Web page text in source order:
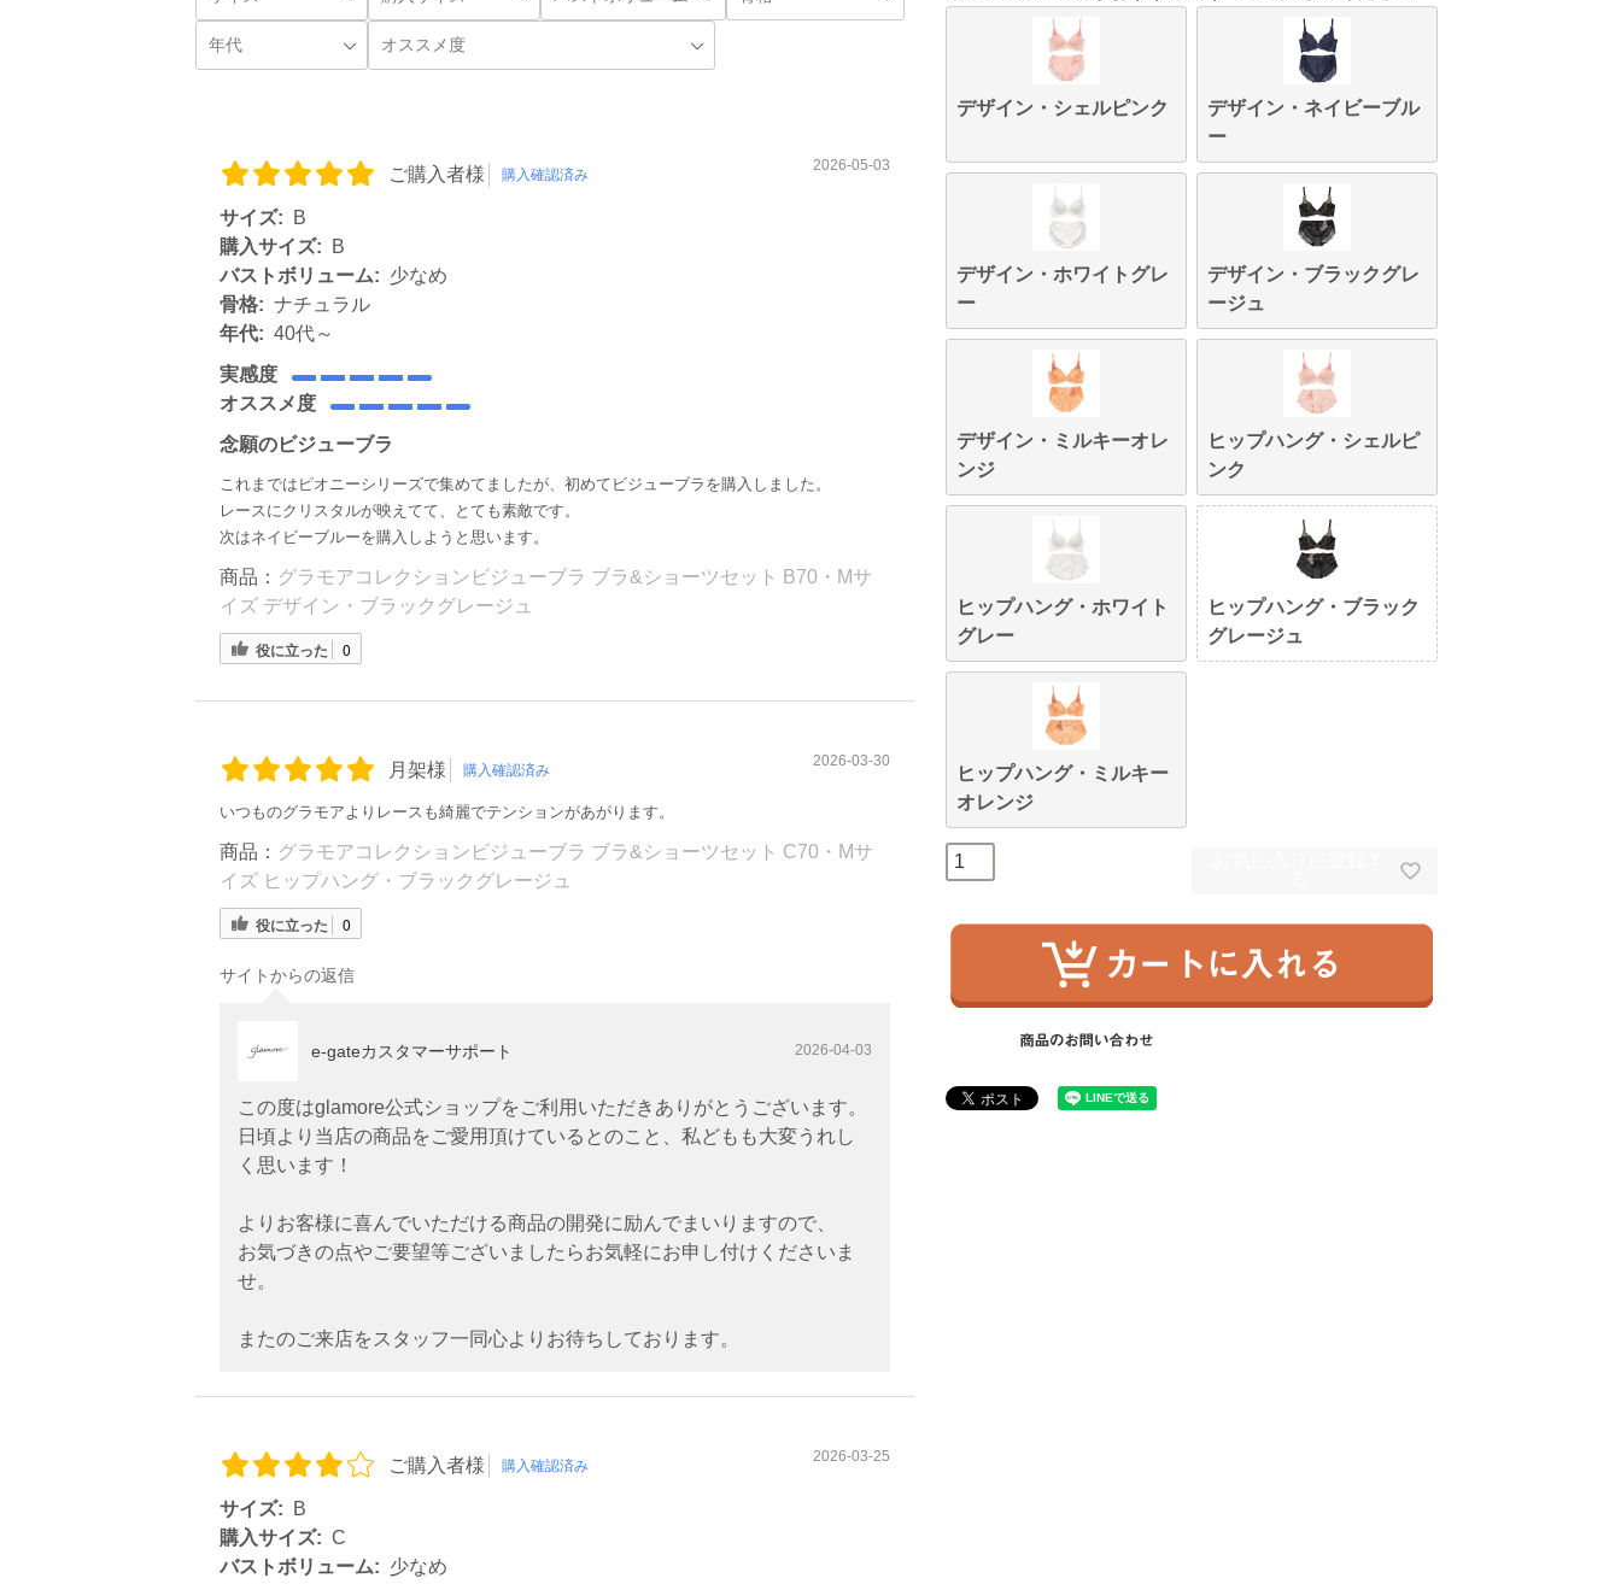
ご購入者様 購入確認済み
2026-05-03
サイズ:
B
購入サイズ:
B
バストボリューム: 少なめ
骨格: ナチュラル
年代: 40代～
実感度
オススメ度
念願のビジューブラ
これまではピオニーシリーズで集めてましたが、初めてビジューブラを購入しました。
レースにクリスタルが映えてて、とても素敵です。
次はネイビーブルーを購入しようと思います。
商品： グラモアコレクションビジューブラ ブラ&ショーツセット B70・Mサ
イズ デザイン・ブラックグレージュ
役に立った 0
月架様 購入確認済み
2026-03-30
いつものグラモアよりレースも綺麗でテンションがあがります。
商品： グラモアコレクションビジューブラ ブラ&ショーツセット C70・Mサ
イズ ヒップハング・ブラックグレージュ
役に立った 0
サイトからの返信
e-gateカスタマーサポート 2026-04-03
この度はglamore公式ショップをご利用いただきありがとうございます。
日頃より当店の商品をご愛用頂けているとのこと、私どもも大変うれし
く思います！
よりお客様に喜んでいただける商品の開発に励んでまいりますので、
お気づきの点やご要望等ございましたらお気軽にお申し付けくださいま
せ。
またのご来店をスタッフ一同心よりお待ちしております。
ご購入者様 購入確認済み
2026-03-25
サイズ:
B
購入サイズ: C
バストボリューム: 少なめ
デザイン・シェルピンク
デザイン・ネイビーブル
ー
デザイン・ホワイトグレ
ー
デザイン・ブラックグレ
ージュ
デザイン・ミルキーオレ
ンジ
ヒップハング・シェルピ
ンク
ヒップハング・ホワイト
グレー
ヒップハング・ブラック
グレージュ
ヒップハング・ミルキー
オレンジ